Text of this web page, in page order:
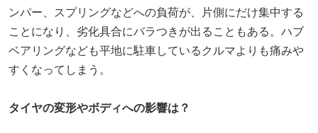
ンパー、スプリングなどへの負荷が、片側にだけ集中する
ことになり、劣化具合にバラつきが出ることもある。ハブ
ベアリングなども平地に駐車しているクルマよりも痛みや
すくなってしまう。
タイヤの変形やボディへの影響は？